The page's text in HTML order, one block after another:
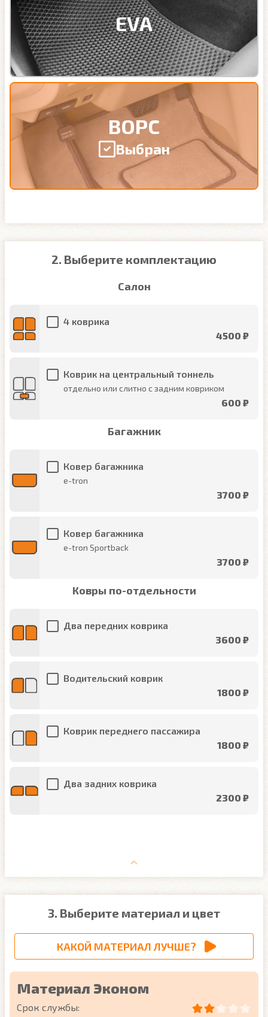
EVA
ВОРС
Выбран
2. Выберите комплектацию
Салон
4 коврика
4500 ₽
Коврик на центральный тоннель
отдельно или слитно с задним ковриком
600 ₽
Багажник
Ковер багажника
e-tron
3700 ₽
Ковер багажника
e-tron Sportback
3700 ₽
Ковры по-отдельности
Два передних коврика
3600 ₽
Водительский коврик
1800 ₽
Коврик переднего пассажира
1800 ₽
Два задних коврика
2300 ₽
3. Выберите материал и цвет
КАКОЙ МАТЕРИАЛ ЛУЧШЕ?
Материал Эконом
Срок службы: